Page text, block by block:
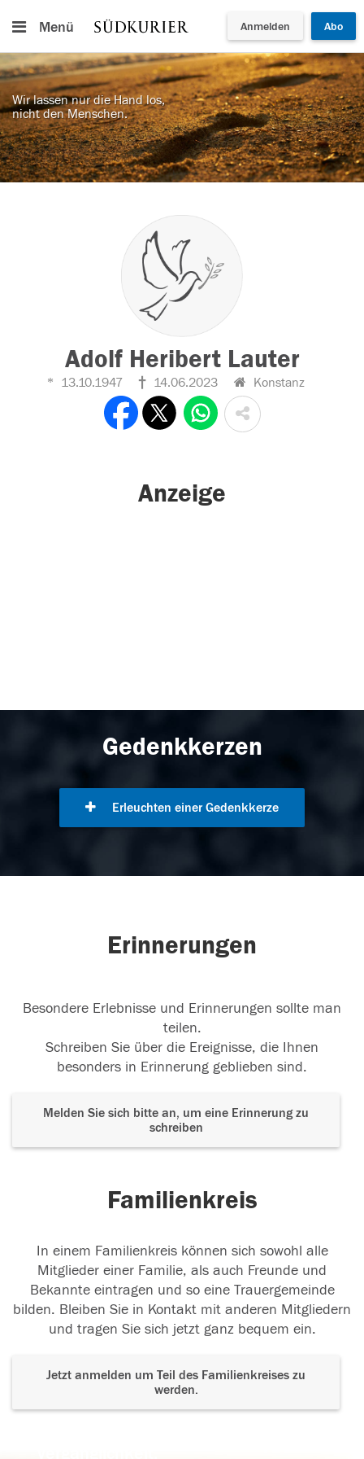
Menü Anmelden Abo
Wir lassen nur die Hand los,
nicht den Menschen.
Adolf Heribert Lauter
13.10.1947 14.06.2023 Konstanz
Anzeige
Gedenkkerzen
Erleuchten einer Gedenkkerze
Erinnerungen
Besondere Erlebnisse und Erinnerungen sollte man
teilen.
Schreiben Sie über die Ereignisse, die Ihnen
besonders in Erinnerung geblieben sind.
Melden Sie sich bitte an, um eine Erinnerung zu
schreiben
Familienkreis
In einem Familienkreis können sich sowohl alle
Mitglieder einer Familie, als auch Freunde und
Bekannte eintragen und so eine Trauergemeinde
bilden. Bleiben Sie in Kontakt mit anderen Mitgliedern
und tragen Sie sich jetzt ganz bequem ein.
Jetzt anmelden um Teil des Familienkreises zu
werden.